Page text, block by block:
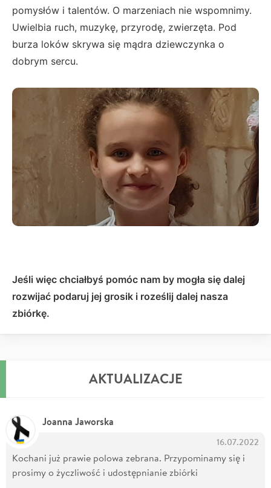
pomysłów i talentów. O marzeniach nie wspomnimy.
Uwielbia ruch, muzykę, przyrodę, zwierzęta. Pod
burza loków skrywa się mądra dziewczynka o
dobrym sercu.
Jeśli więc chciałbyś pomóc nam by mogła się dalej
rozwijać podaruj jej grosik i roześlij dalej nasza
zbiórkę.
AKTUALIZACJE
Joanna Jaworska
16.07.2022
Kochani już prawie polowa zebrana. Przypominamy się i
prosimy o życzliwość i udostępnianie zbiórki